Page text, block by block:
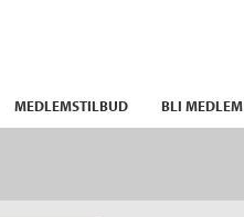
MEDLEMSTILBUD BLI MEDLEM